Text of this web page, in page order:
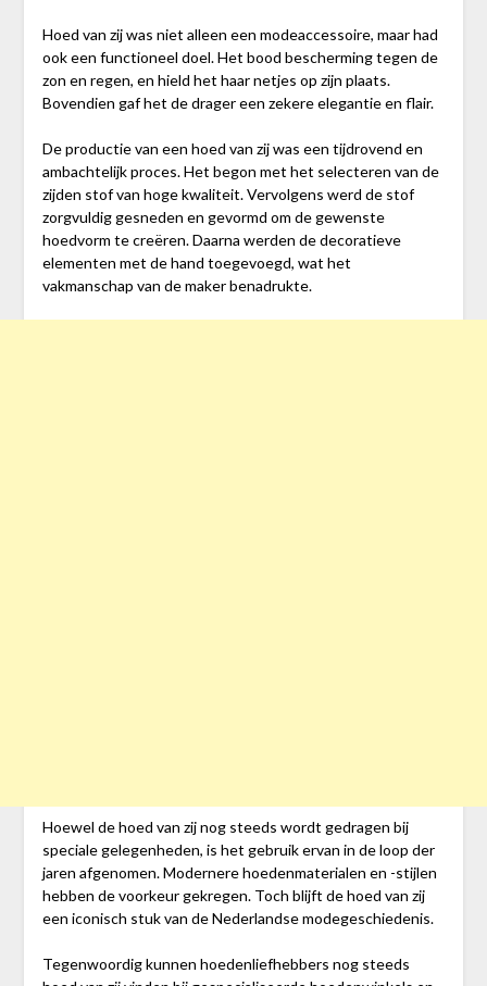
Hoed van zij was niet alleen een modeaccessoire, maar had
ook een functioneel doel. Het bood bescherming tegen de
zon en regen, en hield het haar netjes op zijn plaats.
Bovendien gaf het de drager een zekere elegantie en flair.
De productie van een hoed van zij was een tijdrovend en
ambachtelijk proces. Het begon met het selecteren van de
zijden stof van hoge kwaliteit. Vervolgens werd de stof
zorgvuldig gesneden en gevormd om de gewenste
hoedvorm te creëren. Daarna werden de decoratieve
elementen met de hand toegevoegd, wat het
vakmanschap van de maker benadrukte.
Hoewel de hoed van zij nog steeds wordt gedragen bij
speciale gelegenheden, is het gebruik ervan in de loop der
jaren afgenomen. Modernere hoedenmaterialen en -stijlen
hebben de voorkeur gekregen. Toch blijft de hoed van zij
een iconisch stuk van de Nederlandse modegeschiedenis.
Tegenwoordig kunnen hoedenliefhebbers nog steeds